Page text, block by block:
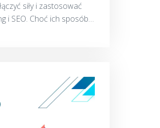
siły i zastosować
i SEO. Choć ich sposób